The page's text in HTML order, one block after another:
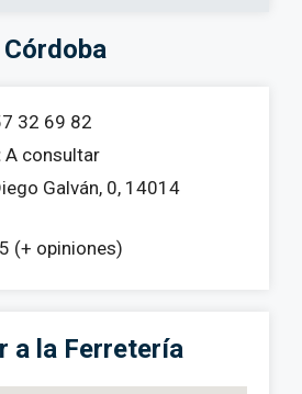
32 69 82
A consultar
Galván, 0, 14014
(+ opiniones)
a la Ferretería